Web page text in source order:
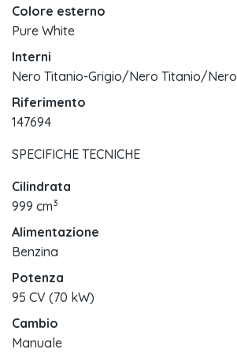
Colore esterno
Pure White
Interni
Nero Titanio-Grigio/Nero Titanio/Nero
Riferimento
147694
SPECIFICHE TECNICHE
Cilindrata
999 cm3
Alimentazione
Benzina
Potenza
95 CV (70 kW)
Cambio
Manuale